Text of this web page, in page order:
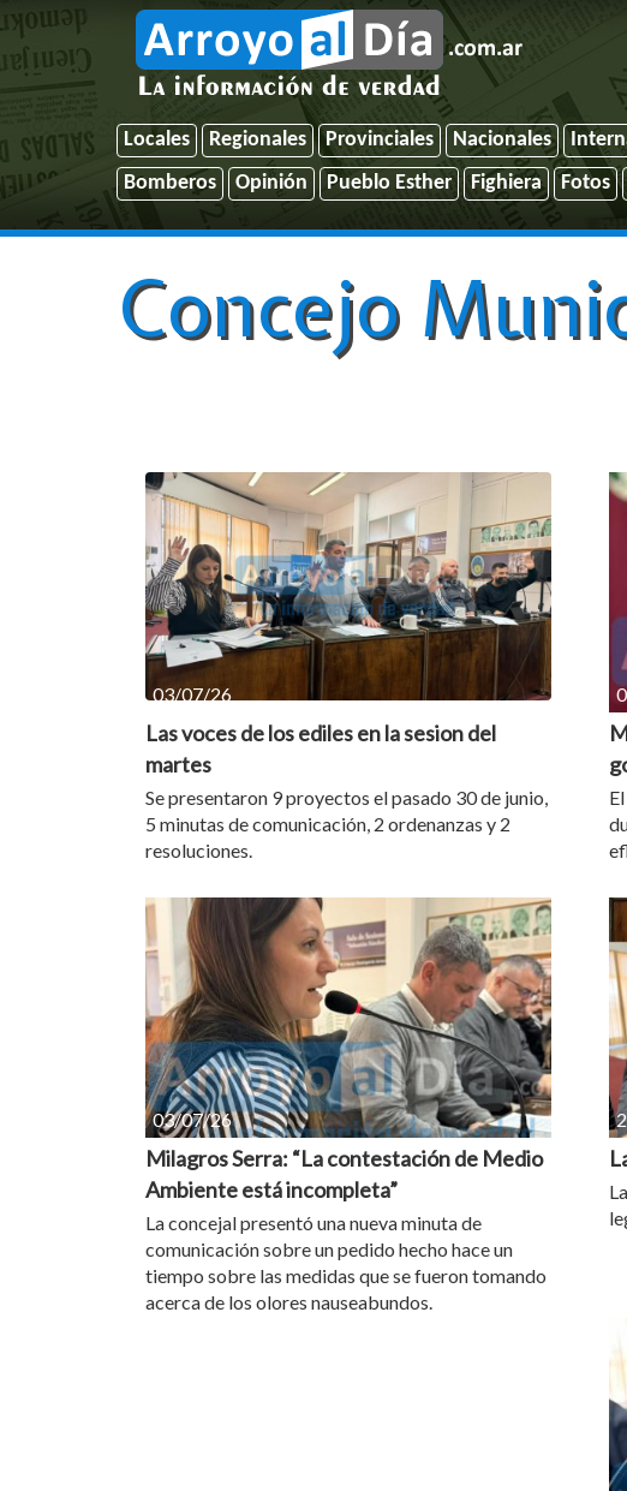
Locales Regionales Provinciales Nacionales
Bomberos
Opinión Pueblo Esther Fighiera Fotos
Concejo
03/07/26
Las voces de los ediles en la sesion del
martes
Se presentaron 9 proyectos el pasado 30 de junio,
5 minutas de comunicación, 2 ordenanzas y 2
resoluciones.
03/07/26
Milagros Serra: “La contestación de Medio
Ambiente está incompleta”
La concejal presentó una nueva minuta de
comunicación sobre un pedido hecho hace un
tiempo sobre las medidas que se fueron tomando
acerca de los olores nauseabundos.